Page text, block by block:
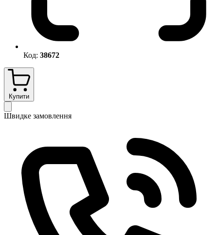
Код: 38672
Купити
Швидке замовлення